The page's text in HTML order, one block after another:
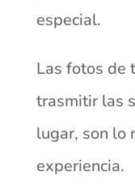
especial.
Las fotos de
trasmitir las
lugar, son lo
experiencia.